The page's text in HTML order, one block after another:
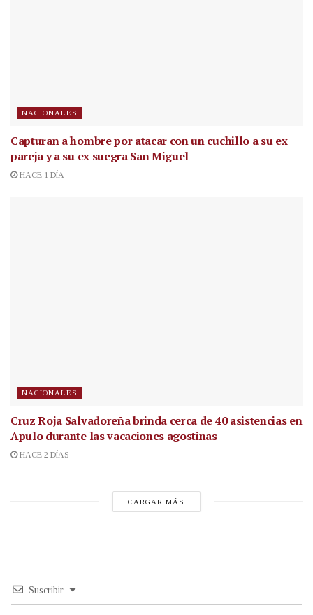
NACIONALES
Capturan a hombre por atacar con un cuchillo a su ex
pareja y a su ex suegra San Miguel
HACE 1 DÍA
NACIONALES
Cruz Roja Salvadoreña brinda cerca de 40 asistencias en
Apulo durante las vacaciones agostinas
HACE 2 DÍAS
CARGAR MÁS
Suscribir